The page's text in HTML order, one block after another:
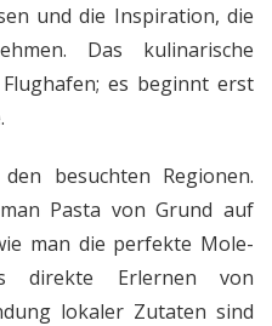
und die Inspiration, die
Das kulinarische
es beginnt erst
besuchten Regionen.
Pasta von Grund auf
man die perfekte Mole-
direkte Erlernen von
lokaler Zutaten sind